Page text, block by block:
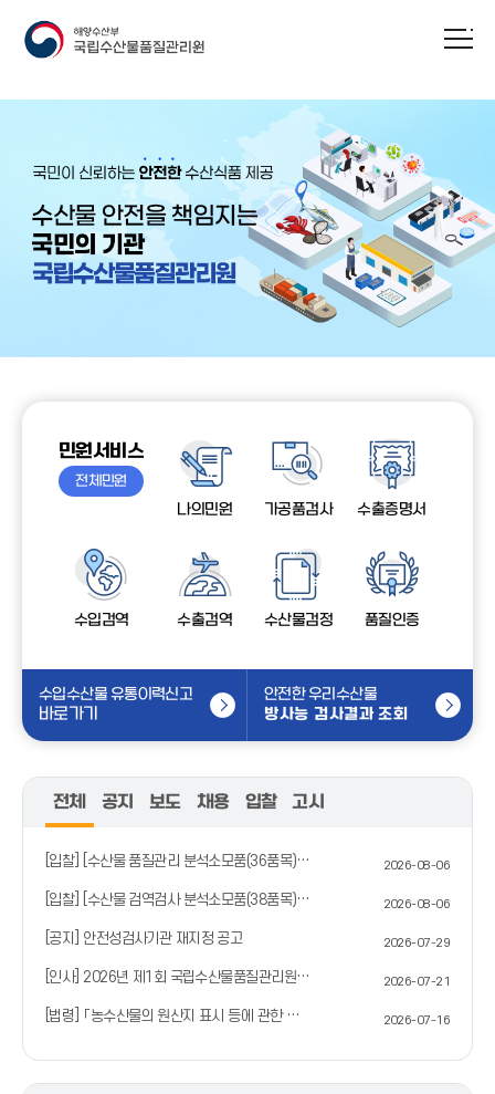
민원서비스
전체민원
나의민원 가공품검사 수출증명서
수입검역 수출검역 수산물검정 품질인증
수입수산물 유통이력신고
바로가기
안전한 우리수산물
방사능 검사결과 조회
전체
[입찰] [수산물 품질관리 분석소모품(36품목) 구매] 입찰공고 2026-08-06
[입찰] [수산물 검역검사 분석소모품(38품목) 구매] 입찰공고 2026-08-06
[공지] 안전성검사기관 재지정 공고 2026-07-29
[인사] 2026년 제1회 국립수산물품질관리원 과학기술직(운전직) 공무원 경력경쟁채용시험 공고 2026-07-21
[법령] 「농수산물의 원산지 표시 등에 관한 법률 시행령」일부개정령안 입법예고 알림 2026-07-16
공지 보도 채용 입찰 고시